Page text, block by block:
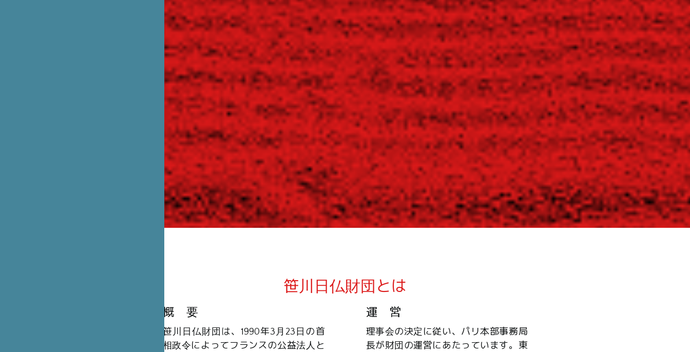
笹川日仏財団とは
概 要
笹川日仏財団は、1990年3月23日の首
相政令によってフランスの公益法人と
運 営
理事会の決定に従い、パリ本部事務局
長が財団の運営にあたっています。東